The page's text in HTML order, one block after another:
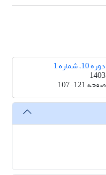
دوره 10، شماره 1
1403
صفحه107-121